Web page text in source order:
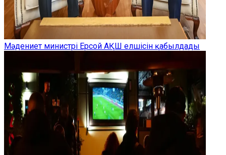
Мәдениет министрі Ерсой АҚШ елшісін қабылдады